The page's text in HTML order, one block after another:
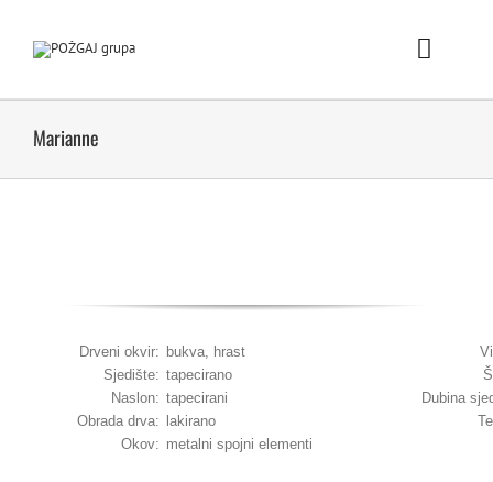
content
Toggle
Marianne
Drveni okvir: bukva, hrast
Sjedište: tapecirano
Naslon: tapecirani
Dubina
Obrada drva:
lakirano
Okov: metalni spojni elementi